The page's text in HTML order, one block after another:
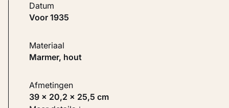
Datum
voor 1935
Materiaal
Marmer, hout
Afmetingen
39 × 20,2 × 25,5 cm